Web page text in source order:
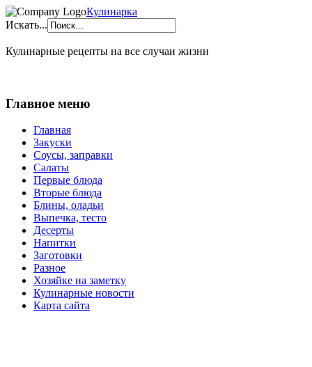
Кулинарка
Искать...
Кулинарные рецепты на все случаи жизни
Главное меню
Главная
Закуски
Соусы, заправки
Салаты
Первые блюда
Вторые блюда
Блины, оладьи
Выпечка, тесто
Десерты
Напитки
Заготовки
Разное
Хозяйке на заметку
Кулинарные новости
Карта сайта